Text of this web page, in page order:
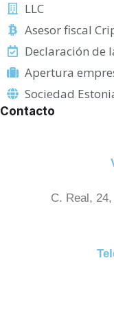
LLC
Asesor fiscal
Declaración de
Apertura
Sociedad
Contacto
C. Real,